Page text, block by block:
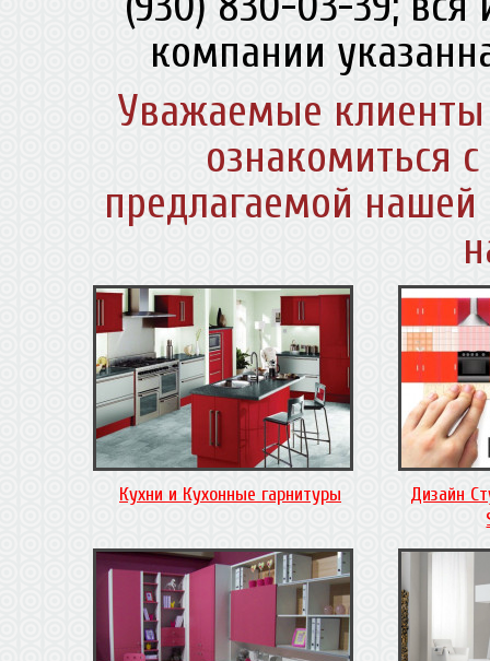
компании
Уважаемые
ознакомиться
предлагаемой
Кухни и Кухонные гарнитуры
Дизайн